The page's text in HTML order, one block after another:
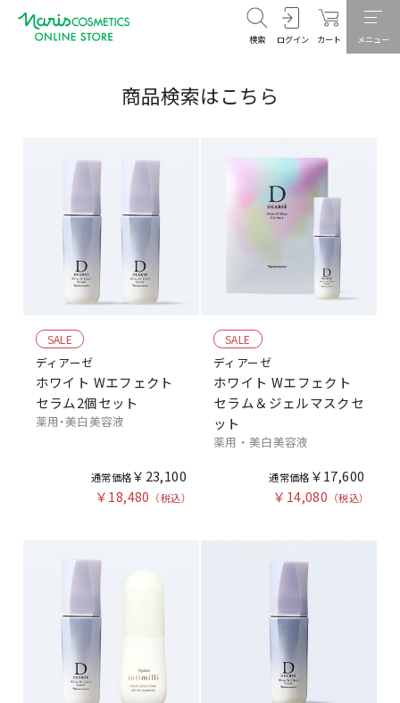
検索 ログイン カート メニュー
商品検索はこちら
SALE
ディアーゼ
ホワイト Wエフェクト
セラム2個セット
薬用・美白美容液
￥23,100
￥18,480
SALE
ディアーゼ
ホワイト Wエフェクト
セラム＆ジェルマスクセ
ット
薬用 ・ 美白美容液
￥17,600
￥14,080